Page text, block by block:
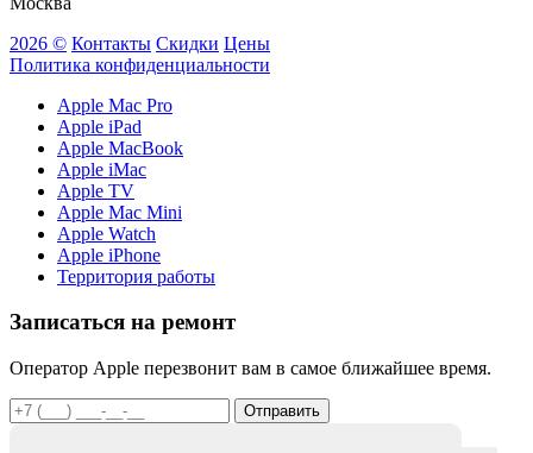
2026 © Контакты Скидки Цены
Политика конфиденциальности
Apple Mac Pro
Apple iPad
Apple MacBook
Apple iMac
Apple TV
Apple Mac Mini
Apple Watch
Apple iPhone
Территория работы
Записаться на ремонт
Оператор Apple перезвонит вам в самое ближайшее время.
Отправить